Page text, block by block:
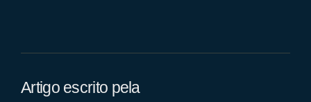
Artigo escrito pela